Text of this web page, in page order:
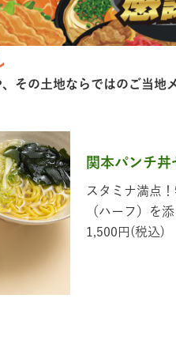
その⼟地ならではのご当地
関本パンチ丼
スタミナ満点
（ハーフ）を
1,500円(税込)